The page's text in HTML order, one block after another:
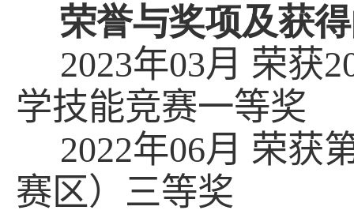
荣誉与奖项及获
2023年03月 荣获
学技能竞赛一等奖
2022年06月 荣获
赛区）三等奖